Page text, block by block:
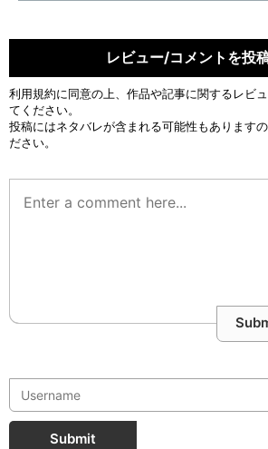
レビュー/コメントを投
利用規約に同意の上、作品や記事に関するレビ
てください。
投稿にはネタバレが含まれる可能性もあります
ださい。
Submit